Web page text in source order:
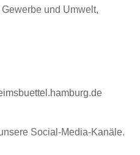
und Umwelt,
Social-Media-Kanäle.